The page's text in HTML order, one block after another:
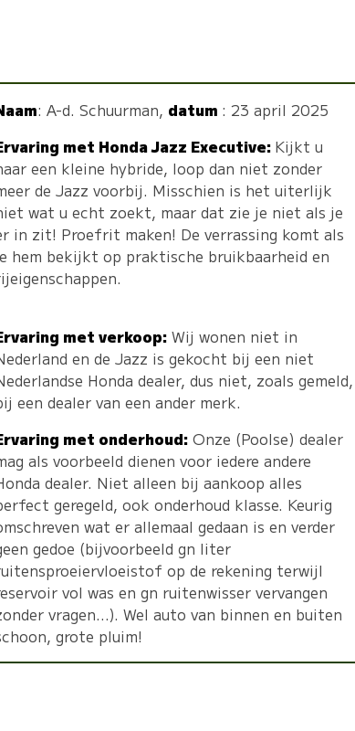
: A-d. Schuurman, datum : 23 april 2025
met Honda Jazz Executive: Kijkt u
een kleine hybride, loop dan niet zonder
de Jazz voorbij. Misschien is het uiterlijk
wat u echt zoekt, maar dat zie je niet als je
in zit! Proefrit maken! De verrassing komt als
hem bekijkt op praktische bruikbaarheid en
met verkoop:Wij wonen niet in
en de Jazz is gekocht bij een niet
Honda dealer, dus niet, zoals gemeld,
een dealer van een ander merk.
met onderhoud:Onze (Poolse) dealer
als voorbeeld dienen voor iedere andere
dealer. Niet alleen bij aankoop alles
geregeld, ook onderhoud klasse. Keurig
wat er allemaal gedaan is en verder
gedoe (bijvoorbeeld gn liter
op de rekening terwijl
vol was en gn ruitenwisser vervangen
vragen...). Wel auto van binnen en buiten
grote pluim!